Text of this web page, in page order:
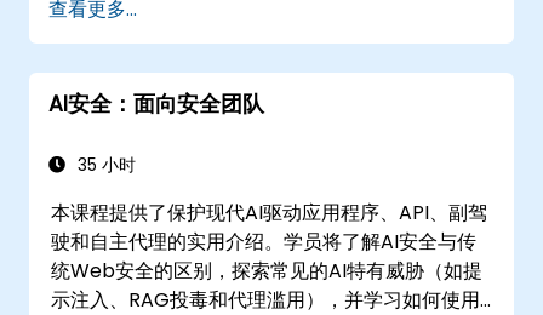
查看更多...
AI安全：面向安全团队
35 小时
本课程提供了保护现代AI驱动应用程序、API、副驾
驶和自主代理的实用介绍。学员将了解AI安全与传
统Web安全的区别，探索常见的AI特有威胁（如提
示注入、RAG投毒和代理滥用），并学习如何使用